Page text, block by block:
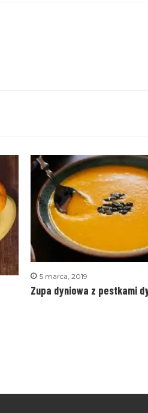
5 marca, 2019
Zupa dyniowa z pestkami